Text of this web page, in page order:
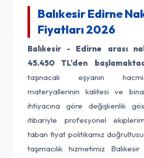
Balıkesir Edirne
Fiyatları 2026
Balıkesir - Edirne arası
45.450 TL'den
taşınacak eşyanın
materyallerinin kalitesi ve
ihtiyacına göre değişkenlik
itibariyle profesyonel
taban fiyat politikamız
taşımacılık hizmetimiz